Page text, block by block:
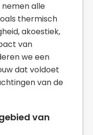
nemen alle
thermisch
akoestiek,
van
we een
dat voldoet
van de
van